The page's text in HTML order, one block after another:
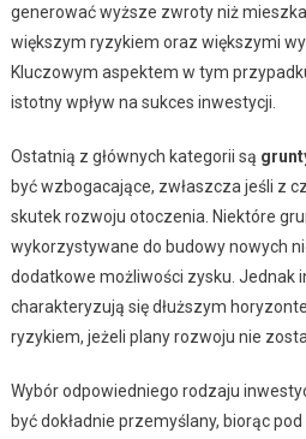
generować wyższe zwroty niż
większym ryzykiem oraz większymi
Kluczowym aspektem w tym
istotny wpływ na sukces inwestycji.
Ostatnią z głównych kategorii są
być wzbogacające, zwłaszcza jeśli z
skutek rozwoju otoczenia. Niektóre
wykorzystywane do budowy nowych
dodatkowe możliwości zysku. Jednak
charakteryzują się dłuższym
ryzykiem, jeżeli plany rozwoju nie
Wybór odpowiedniego rodzaju
być dokładnie przemyślany, biorąc